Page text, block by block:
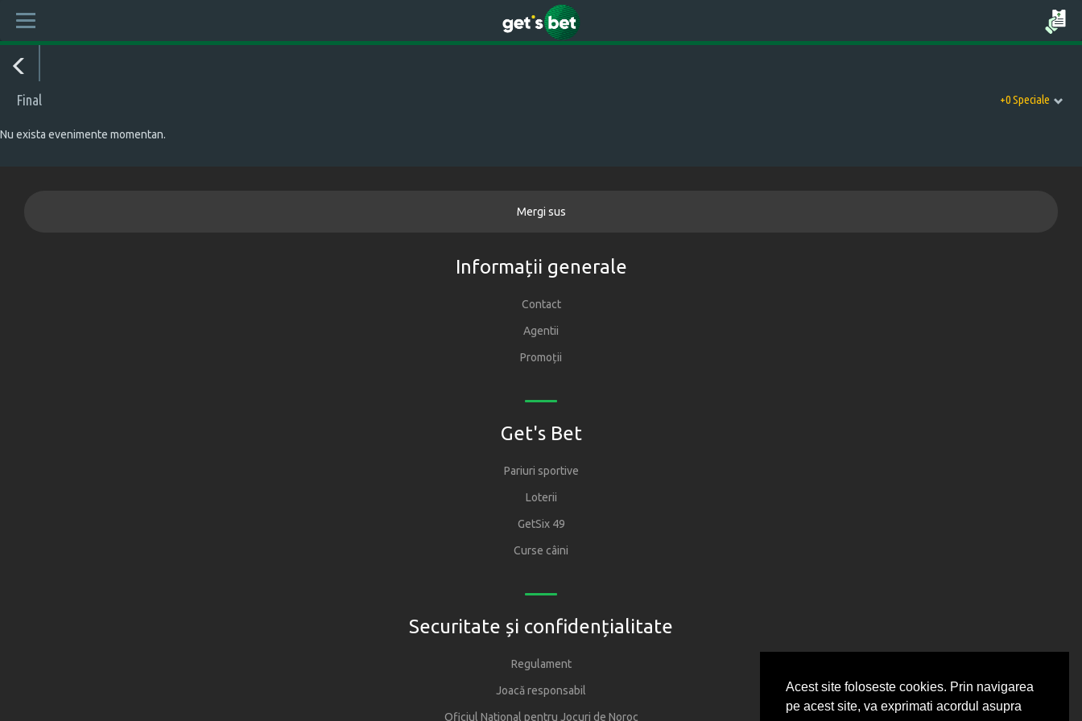
Acest site foloseste cookies. Prin navigarea
pe acest site, va exprimati acordul asupra
Final +0 Speciale
Nu exista evenimente momentan.
Mergi sus
Informații generale
Contact
Agentii
Promoții
Get's Bet
Pariuri sportive
Loterii
GetSix 49
Curse câini
Securitate și confidențialitate
Regulament
Joacă responsabil
Oficiul National pentru Jocuri de Noroc